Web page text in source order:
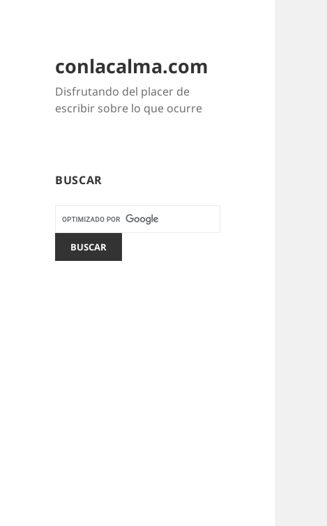
conlacalma.com
Disfrutando del placer de
escribir sobre lo que ocurre
BUSCAR